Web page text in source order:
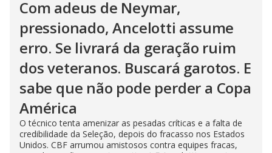
Com adeus de Neymar,
pressionado, Ancelotti assume
erro. Se livrará da geração ruim
dos veteranos. Buscará garotos. E
sabe que não pode perder a Copa
América
O técnico tenta amenizar as pesadas críticas e a falta de
credibilidade da Seleção, depois do fracasso nos Estados
Unidos. CBF arrumou amistosos contra equipes fracas,